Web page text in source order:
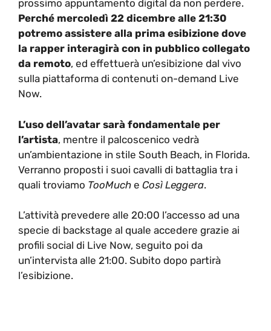
prossimo appuntamento digital da non perdere.
Perché mercoledì 22 dicembre alle 21:30
potremo assistere alla prima esibizione dove
la rapper interagirà con in pubblico collegato
da remoto, ed effettuerà un’esibizione dal vivo
sulla piattaforma di contenuti on-demand Live
Now.
L’uso dell’avatar sarà fondamentale per
l’artista, mentre il palcoscenico vedrà
un’ambientazione in stile South Beach, in Florida.
Verranno proposti i suoi cavalli di battaglia tra i
quali troviamo TooMuch e Così Leggera.
L’attività prevedere alle 20:00 l’accesso ad una
specie di backstage al quale accedere grazie ai
profili social di Live Now, seguito poi da
un’intervista alle 21:00. Subito dopo partirà
l’esibizione.